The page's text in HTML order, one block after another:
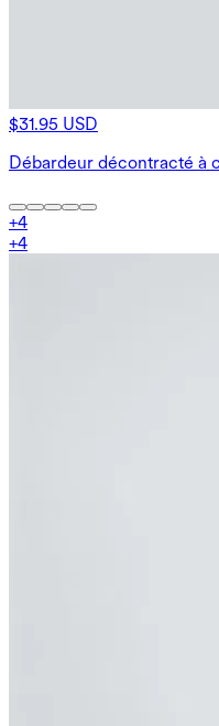
$31.95 USD
Débardeur décontracté à
+4
+4